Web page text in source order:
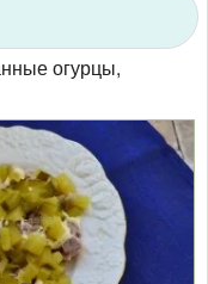
огурцы,